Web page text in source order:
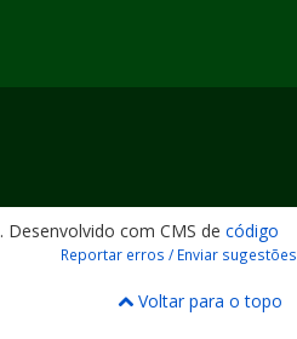
. Desenvolvido com CMS de código
Reportar erros / Enviar sugestões
Voltar para o topo